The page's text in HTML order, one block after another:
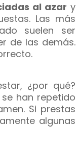
al azar y
Las más
suelen ser
de las demás.
¿por qué?
han repetido
Si prestas
algunas